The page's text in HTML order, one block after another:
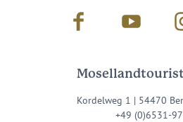
Facebook Youtube
Kordelweg 1 | 54470
+49 (0)6531-